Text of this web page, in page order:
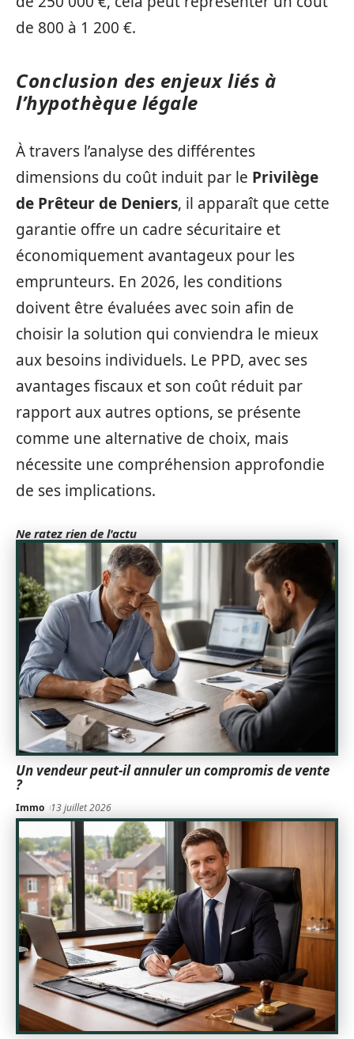
de 800 à 1 200 €.
Conclusion des enjeux liés à
l’hypothèque légale
À travers l’analyse des différentes
dimensions du coût induit par le Privilège
de Prêteur de Deniers, il apparaît que cette
garantie offre un cadre sécuritaire et
économiquement avantageux pour les
emprunteurs. En 2026, les conditions
doivent être évaluées avec soin afin de
choisir la solution qui conviendra le mieux
aux besoins individuels. Le PPD, avec ses
avantages fiscaux et son coût réduit par
rapport aux autres options, se présente
comme une alternative de choix, mais
nécessite une compréhension approfondie
de ses implications.
Ne ratez rien de l'actu
Un vendeur peut-il annuler un compromis de vente
?
Immo 13 juillet 2026